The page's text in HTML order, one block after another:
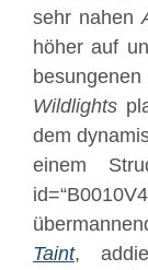
sehr nahen
höher auf
besungenen
Wildlights
dem
einem
Taint,